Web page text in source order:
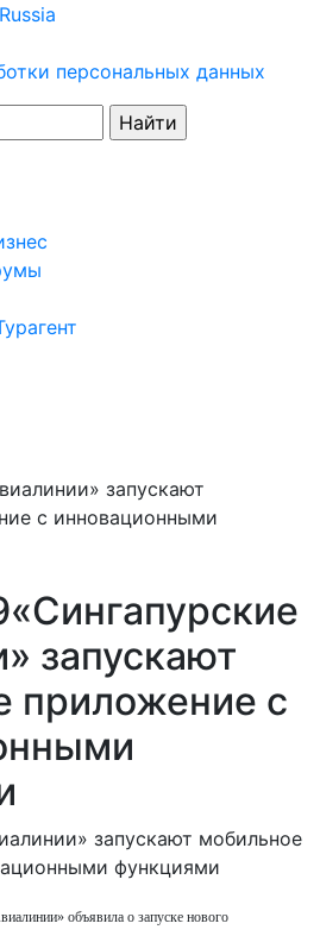
персональных данных
запускают
с инновационными
«Сингапурские
запускают
приложение с
объявила о запуске нового